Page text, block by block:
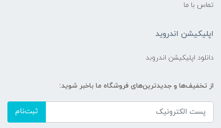
تماس با ما
اپلیکیشن اندروید
دانلود اپلیکیشن اندروبد
از تخفیف‌ها و جدیدترین‌های فروشگاه ما باخبر شوید:
ثبت‌نام